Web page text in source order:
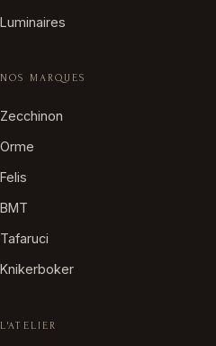
Luminaires
NOS MARQUES
Zecchinon
Orme
Felis
BMT
Tafaruci
Knikerboker
L'ATELIER